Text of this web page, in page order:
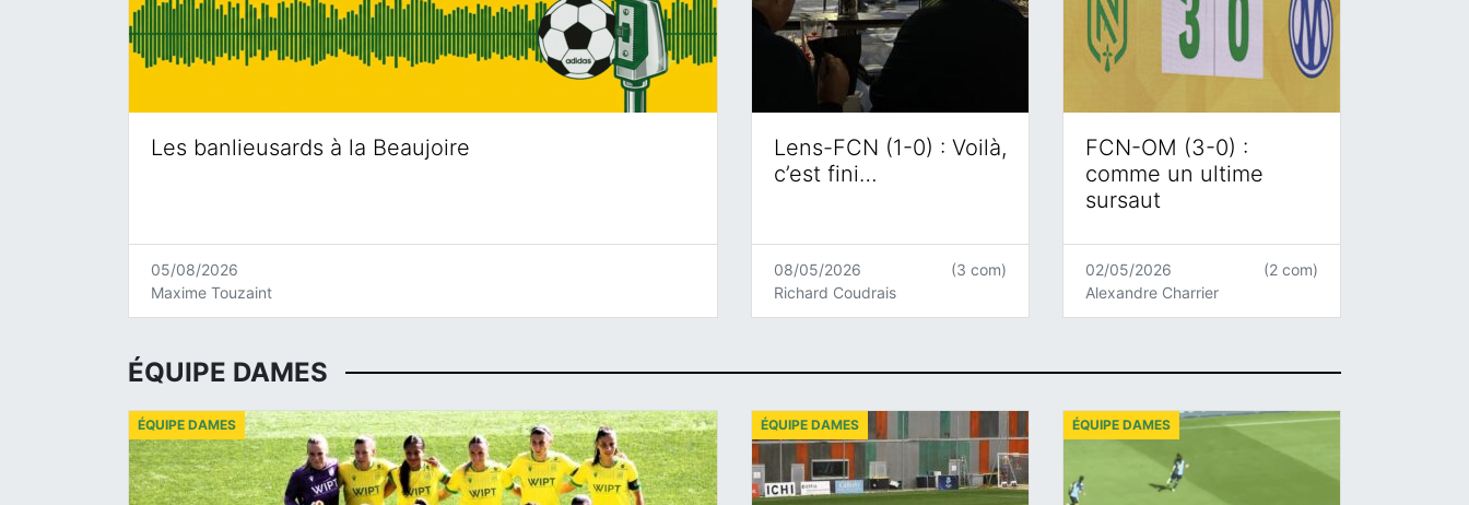
Les banlieusards à la Beaujoire
05/08/2026
Maxime Touzaint
Lens-FCN (1-0) : Voilà,
c’est fini…
08/05/2026
Richard Coudrais
(3 com)
FCN-OM (3-0) :
comme un ultime
sursaut
02/05/2026
Alexandre Charrier
(2 com)
ÉQUIPE DAMES
ÉQUIPE DAMES ÉQUIPE DAMES ÉQUIPE DAMES